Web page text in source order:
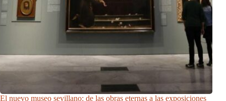
El nuevo museo sevillano: de las obras eternas a las exposiciones